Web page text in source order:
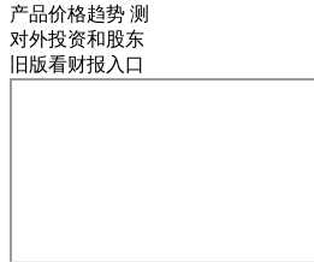
产品价格趋势 测
对外投资和股东
旧版看财报入口